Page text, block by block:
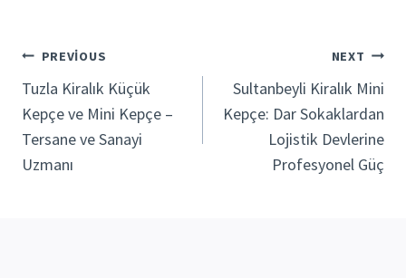
Yazı
gezinmesi
PREVIOUS
Tuzla Kiralık Küçük
Kepçe ve Mini Kepçe –
Tersane ve Sanayi
Uzmanı
NEXT
Sultanbeyli Kiralık Mini
Kepçe: Dar Sokaklardan
Lojistik Devlerine
Profesyonel Güç